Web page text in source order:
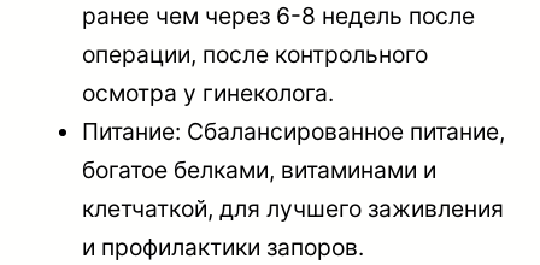
ранее чем через 6-8 недель после
операции, после контрольного
осмотра у гинеколога.
Питание: Сбалансированное питание,
богатое белками, витаминами и
клетчаткой, для лучшего заживления
и профилактики запоров.